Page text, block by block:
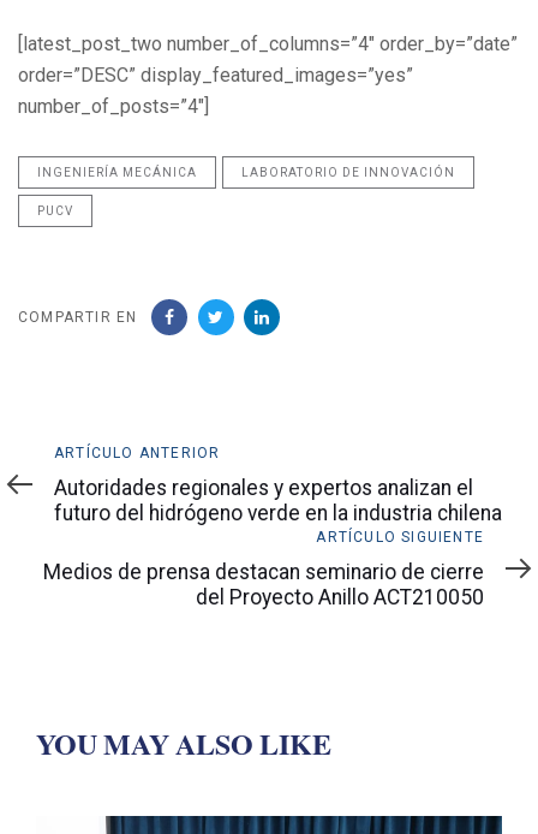
[latest_post_two number_of_columns=”4″ order_by=”date”
order=”DESC” display_featured_images=”yes”
number_of_posts=”4″]
INGENIERÍA MECÁNICA LABORATORIO DE INNOVACIÓN
PUCV
COMPARTIR EN
Artículo
anterior
ARTÍCULO ANTERIOR
Autoridades regionales y expertos analizan el
futuro del hidrógeno verde en la industria chilena
siguiente
ARTÍCULO SIGUIENTE
Medios de prensa destacan seminario de cierre
del Proyecto Anillo ACT210050
YOU MAY ALSO LIKE